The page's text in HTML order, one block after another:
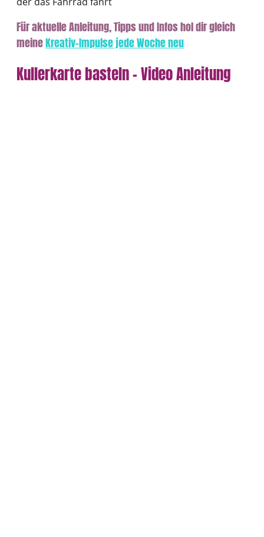
Für aktuelle Anleitung, Tipps und Infos hol dir gleich
meineKreativ-Impulse jede Woche neu
Kullerkarte basteln – Video Anleitung